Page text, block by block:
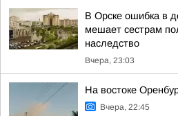
В Орске ошибка в
мешает сестрам
наследство
Вчера, 23:03
На востоке
Вчера, 22:45